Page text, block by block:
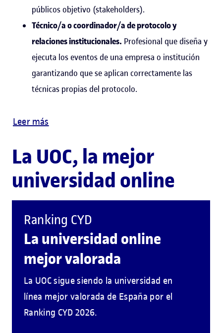
públicos objetivo (stakeholders).
Técnico/a o coordinador/a de protocolo y
relaciones institucionales. Profesional que diseña y
ejecuta los eventos de una empresa o institución
garantizando que se aplican correctamente las
técnicas propias del protocolo.
Leer más
La UOC, la mejor
universidad online
Ranking CYD
La universidad online
mejor valorada
La UOC sigue siendo la universidad en
línea mejor valorada de España por el
Ranking CYD 2026.